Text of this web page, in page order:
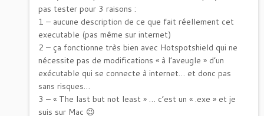
pas tester pour 3 raisons :
1 – aucune description de ce que fait réellement cet
executable (pas même sur internet)
2 – ça fonctionne très bien avec Hotspotshield qui ne
nécessite pas de modifications « à l’aveugle » d’un
exécutable qui se connecte à internet… et donc pas
sans risques…
3 – « The last but not least » … c’est un « .exe » et je
suis sur Mac 😉